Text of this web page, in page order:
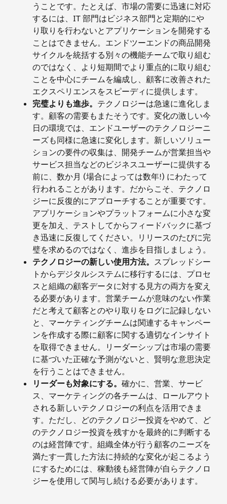
うことです。たとえば、市場の需要に迅速に対応
するには、IT 部門はビジネス部門と定期的にや
り取りを行わないとアプリケーションを開発する
ことはできません。エンドツーエンドの商品開発
サイクルを統括する別々の機能チームで取り組む
のではなく、より短期間でより重点的に取り組む
ことを中心にチームを編成し、顧客に改善された
エクスペリエンスをスピーディに提供します。
完璧よりも進歩。 テクノロジーは急速に進化しま
す。顧客の需要もまたそうです。変化の激しい今
日の環境では、エンドユーザーのテクノロジーニ
ーズも同様に急速に変化します。新しいソリュー
ションの要件の収集は、開発チームが営業担当や
サービス担当などのビジネスユーザーに提供する
前に、数か月 (場合によっては数年!) にわたって
行われることがあります。だからこそ、テクノロ
ジーに反復的にアプローチすることが重要です。
アプリケーションやプラットフォームに小さな変
更を加え、テストしてからフィードバックに基づ
き迅速に反復してください。リリースのたびに完
璧を求めるのではなく、進歩を目指しましょう。
テクノロジーの新しい使用方法。 スプレッドシー
トからデジタルシステムに移行するには、プロセ
スと組織の顧客データに対する見方の両方を変え
る必要があります。営業チームが意味のない作業
だと考えて顧客とのやり取りをログに記録しない
と、マーケティングチームは関連するキャンペー
ンを作成する際に顧客に関する適切なインサイト
を取得できません。リーダーシップは市場の需要
に基づいた正確な予測がないと、賢明な意思決定
を行うことはできません。
リーダーも対象にする。 確かに、営業、サービ
ス、マーケティングの各チームは、ロールアウト
される新しいテクノロジーの利点を活用できま
す。ただし、どのテクノロジー投資をやめて、ど
のテクノロジー投資を残すかを最終的に判断する
のは経営陣です。組織全体が行う顧客のニーズを
満たす一貫した方法に持続的な変化が起こるよう
にするためには、稼動後も経営陣が自らテクノロ
ジーを使用して関与し続ける必要があります。